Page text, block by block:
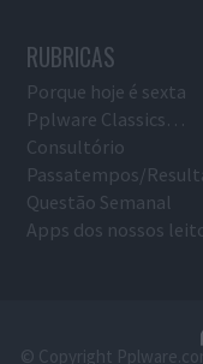
RUBRICAS
Porque hoje é sexta
Pplware Classics…
Consultório
Passatempos/
Questão Semanal
Apps dos nossos
© Copyright